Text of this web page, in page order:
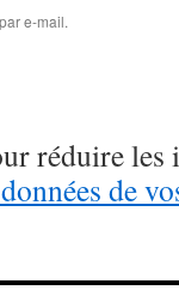
e-mail.
réduire les
de